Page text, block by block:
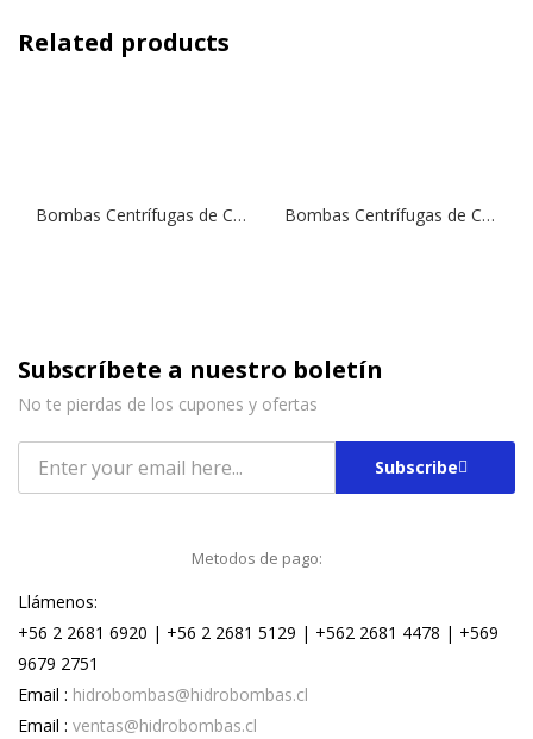
Related products
Bombas Centrífugas de Caudal Mediano CFM 300 | 3,0 HP | 220 V. Bombas Centrífugas de Caudal Mediano SM1 200 | 2,0 HP | 220 V.
Subscríbete a nuestro boletín
No te pierdas de los cupones y ofertas
Subscribe
Metodos de pago:
Llámenos:
+56 2 2681 6920 | +56 2 2681 5129 | +562 2681 4478 | +569
9679 2751
Email : hidrobombas@hidrobombas.cl
Email : ventas@hidrobombas.cl